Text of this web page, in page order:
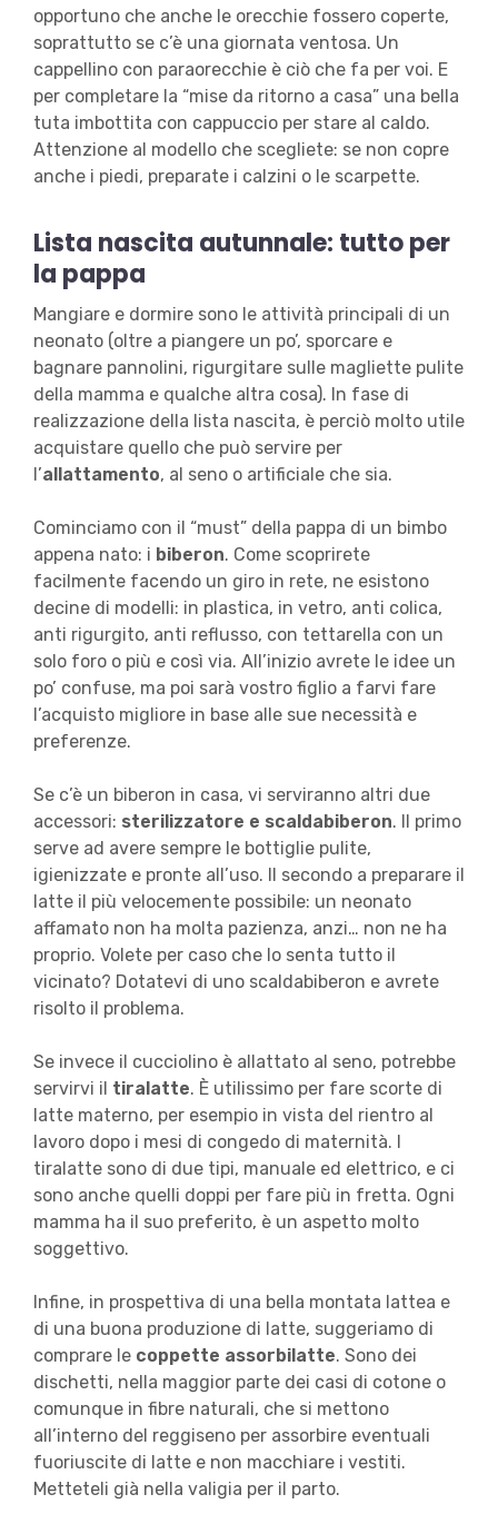
opportuno che anche le orecchie fossero coperte,
soprattutto se c’è una giornata ventosa. Un
cappellino con paraorecchie è ciò che fa per voi. E
per completare la “mise da ritorno a casa” una bella
tuta imbottita con cappuccio per stare al caldo.
Attenzione al modello che scegliete: se non copre
anche i piedi, preparate i calzini o le scarpette.
Lista nascita autunnale: tutto per
la pappa
Mangiare e dormire sono le attività principali di un
neonato (oltre a piangere un po’, sporcare e
bagnare pannolini, rigurgitare sulle magliette pulite
della mamma e qualche altra cosa). In fase di
realizzazione della lista nascita, è perciò molto utile
acquistare quello che può servire per
l’allattamento, al seno o artificiale che sia.
Cominciamo con il “must” della pappa di un bimbo
appena nato: i biberon. Come scoprirete
facilmente facendo un giro in rete, ne esistono
decine di modelli: in plastica, in vetro, anti colica,
anti rigurgito, anti reflusso, con tettarella con un
solo foro o più e così via. All’inizio avrete le idee un
po’ confuse, ma poi sarà vostro figlio a farvi fare
l’acquisto migliore in base alle sue necessità e
preferenze.
Se c’è un biberon in casa, vi serviranno altri due
accessori: sterilizzatore e scaldabiberon. Il primo
serve ad avere sempre le bottiglie pulite,
igienizzate e pronte all’uso. Il secondo a preparare il
latte il più velocemente possibile: un neonato
affamato non ha molta pazienza, anzi… non ne ha
proprio. Volete per caso che lo senta tutto il
vicinato? Dotatevi di uno scaldabiberon e avrete
risolto il problema.
Se invece il cucciolino è allattato al seno, potrebbe
servirvi il tiralatte. È utilissimo per fare scorte di
latte materno, per esempio in vista del rientro al
lavoro dopo i mesi di congedo di maternità. I
tiralatte sono di due tipi, manuale ed elettrico, e ci
sono anche quelli doppi per fare più in fretta. Ogni
mamma ha il suo preferito, è un aspetto molto
soggettivo.
Infine, in prospettiva di una bella montata lattea e
di una buona produzione di latte, suggeriamo di
comprare le coppette assorbilatte. Sono dei
dischetti, nella maggior parte dei casi di cotone o
comunque in fibre naturali, che si mettono
all’interno del reggiseno per assorbire eventuali
fuoriuscite di latte e non macchiare i vestiti.
Metteteli già nella valigia per il parto.